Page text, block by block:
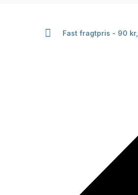
Fast fragtpris - 90